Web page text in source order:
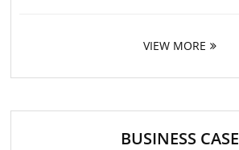
VIEW MORE
BUSINESS CASE